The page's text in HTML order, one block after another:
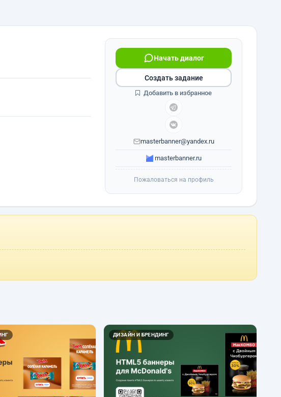
Начать диалог
masterbanner@yandex.ru
masterbanner.ru
Создать задание
Добавить в избранное
Пожаловаться на профиль
ДИЗАЙН И БРЕНДИНГ